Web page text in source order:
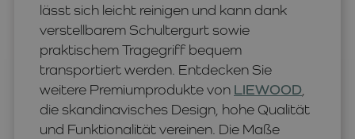
lässt sich leicht reinigen und kann dank
verstellbarem Schultergurt sowie
praktischem Tragegriff bequem
transportiert werden. Entdecken Sie
weitere Premiumprodukte von LIEWOOD,
die skandinavisches Design, hohe Qualität
und Funktionalität vereinen. Die Maße